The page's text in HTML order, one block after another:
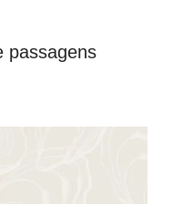
passagens